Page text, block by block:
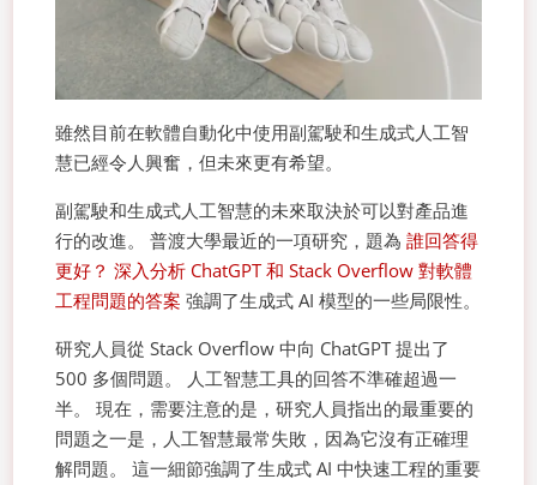
雖然目前在軟體自動化中使用副駕駛和生成式人工智
慧已經令人興奮，但未來更有希望。
副駕駛和生成式人工智慧的未來取決於可以對產品進
行的改進。 普渡大學最近的一項研究，題為誰回答得
更好？ 深入分析 ChatGPT 和 Stack Overflow 對軟體
工程問題的答案 強調了生成式 AI 模型的一些局限性。
研究人員從 Stack Overflow 中向 ChatGPT 提出了
500 多個問題。 人工智慧工具的回答不準確超過一
半。 現在，需要注意的是，研究人員指出的最重要的
問題之一是，人工智慧最常失敗，因為它沒有正確理
解問題。 這一細節強調了生成式 AI 中快速工程的重要